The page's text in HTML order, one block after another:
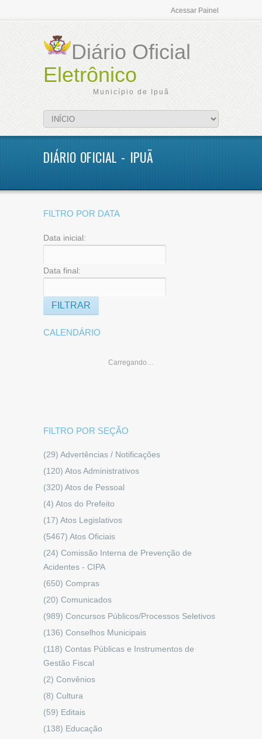
Acessar Painel
Diário Oficial
Eletrônico
Município de Ipuã
DIÁRIO OFICIAL - IPUÃ
FILTRO POR DATA
Data inicial:
Data final:
CALENDÁRIO
Carregando…
FILTRO POR SEÇÃO
(29) Advertências / Notificações
(120) Atos Administrativos
(320) Atos de Pessoal
(4) Atos do Prefeito
(17) Atos Legislativos
(5467) Atos Oficiais
(24) Comissão Interna de Prevenção de
Acidentes - CIPA
(650) Compras
(20) Comunicados
(989) Concursos Públicos/Processos Seletivos
(136) Conselhos Municipais
(118) Contas Públicas e Instrumentos de
Gestão Fiscal
(2) Convênios
(8) Cultura
(59) Editais
(138) Educação